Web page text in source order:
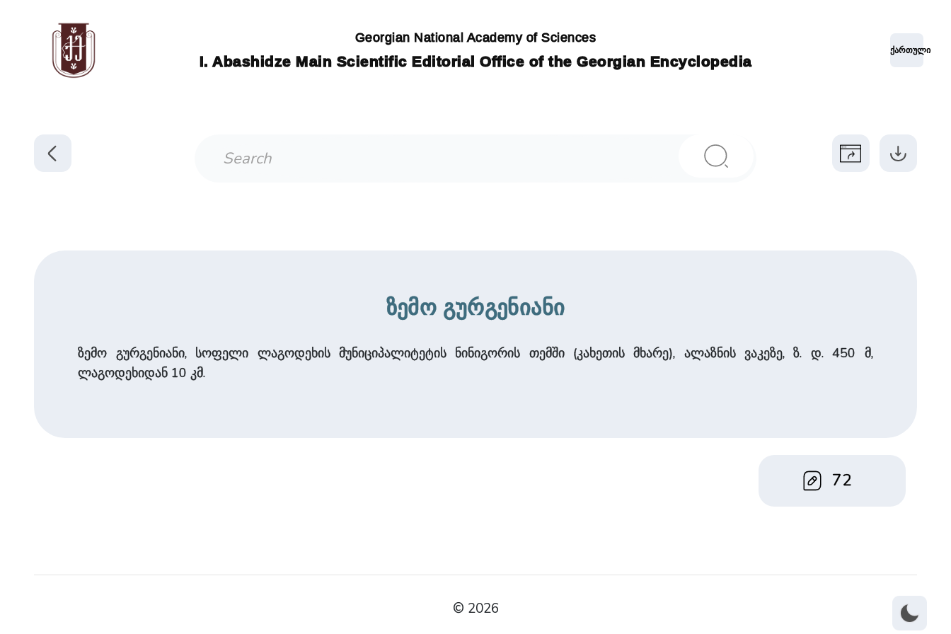
Georgian National Academy of Sciences
I. Abashidze Main Scientific Editorial Office of the Georgian Encyclopedia
ქართული
ზემო გურგენიანი
ზემო გურგენიანი, სოფელი ლაგოდეხის მუნიციპალიტეტის ნინიგორის თემში (კახეთის მხარე), ალაზნის ვაკეზე, ზ. დ. 450 მ,
ლაგოდეხიდან 10 კმ.
72
© 2026